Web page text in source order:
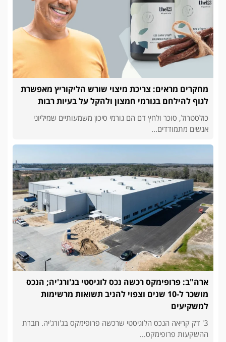
מחקרים מראים: צריכת מיצוי שורש הליקוריץ מאפשרת
לגוף להילחם בגורמי חמצון ולהקל על בעיות רבות
כולסטרול, סוכר ולחץ דם הם גורמי סיכון משמעותיים שמיליוני
אנשים מתמודדים...
ארה"ב: פרופימקס רכשה נכס לוגיסטי בג'ורג'יה; הנכס
מושכר ל-10 שנים וצפוי להניב תשואות מרשימות
למשקיעים
3' דק קריאה הנכס הלוגיסטי שרכשה פרופימקס בג'ורג'יה. חברת
ההשקעות פרופימקס...